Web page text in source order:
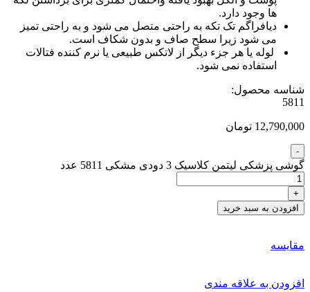
ها وجود دارد.
دیافراگم تک تکه به راحتی متصل می شود و به راحتی تمیز
می شود زیرا سطح صاف و بدون شکاف است.
لوله یا هر جزء دیگر از لاتکس طبیعی یا نرم کننده فتالات
استفاده نمی شود.
شناسه محصول:
5811
12,790,000 تومان
گوشی پزشکی لیتمن کلاسیک 3 دودی مشکی 5811 عدد
افزودن به سبد خرید
مقایسه
افزودن به علاقه مندی